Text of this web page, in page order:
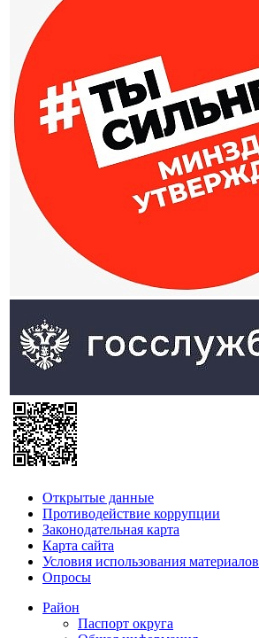
Открытые данные
Противодействие коррупции
Законодательная карта
Карта сайта
Условия использования материалов
Опросы
Район
Паспорт округа